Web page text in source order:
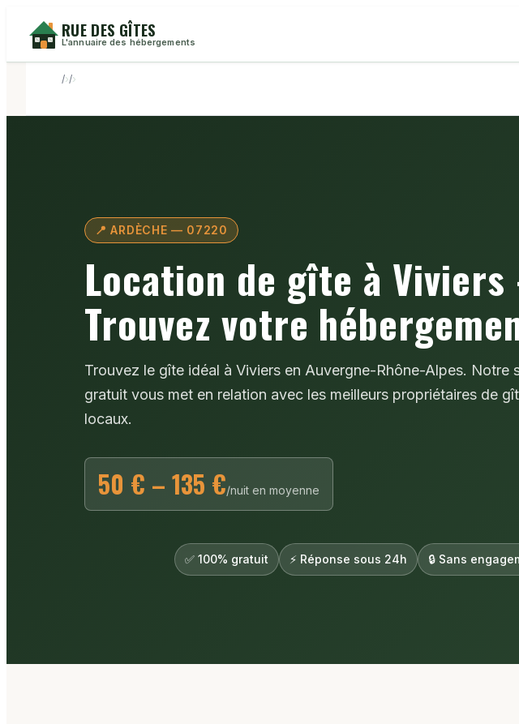
RUE DES GÎTES
L'annuaire des hébergements
› ›
📍 ARDÈCHE — 07220
Location de gîte à
Trouvez votre
Trouvez le gîte idéal à Viviers en Auvergne-Rhône-Alpes. Notre
gratuit vous met en relation avec les meilleurs propriétaires de
locaux.
50 € – 135 €/nuit en moyenne
✅ 100% gratuit ⚡ Réponse sous 24h 🔒 Sans